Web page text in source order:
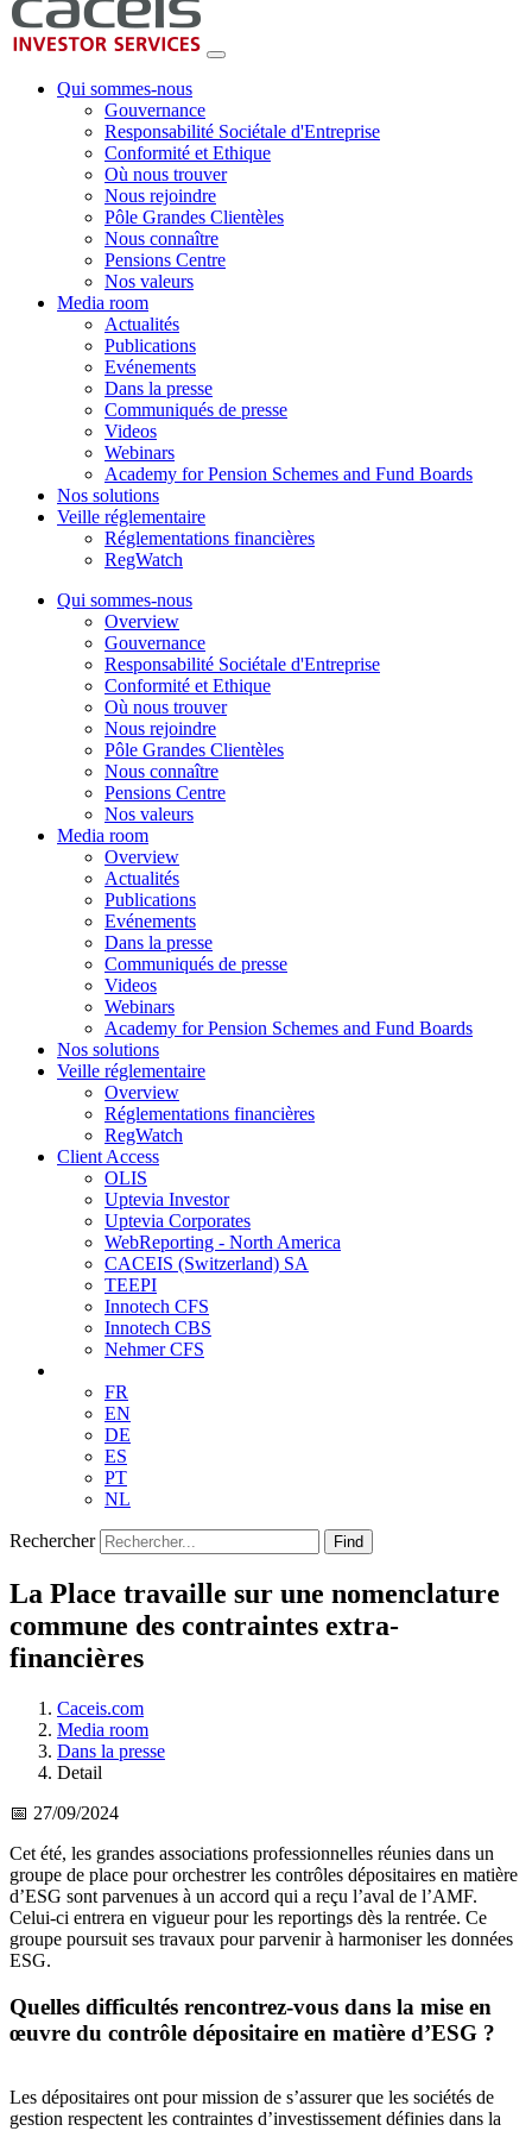
Qui sommes-nous
Gouvernance
Responsabilité Sociétale d'Entreprise
Conformité et Ethique
Où nous trouver
Nous rejoindre
Pôle Grandes Clientèles
Nous connaître
Pensions Centre
Nos valeurs
Media room
Actualités
Publications
Evénements
Dans la presse
Communiqués de presse
Videos
Webinars
Academy for Pension Schemes and Fund Boards
Nos solutions
Veille réglementaire
Réglementations financières
RegWatch
Qui sommes-nous
Overview
Gouvernance
Responsabilité Sociétale d'Entreprise
Conformité et Ethique
Où nous trouver
Nous rejoindre
Pôle Grandes Clientèles
Nous connaître
Pensions Centre
Nos valeurs
Media room
Overview
Actualités
Publications
Evénements
Dans la presse
Communiqués de presse
Videos
Webinars
Academy for Pension Schemes and Fund Boards
Nos solutions
Veille réglementaire
Overview
Réglementations financières
RegWatch
Client Access
OLIS
Uptevia Investor
Uptevia Corporates
WebReporting - North America
CACEIS (Switzerland) SA
TEEPI
Innotech CFS
Innotech CBS
Nehmer CFS
FR
EN
DE
ES
PT
NL
Rechercher Find
La Place travaille sur une nomenclature
commune des contraintes extra-
financières
Caceis.com
Media room
Dans la presse
Detail
📅 27/09/2024
Cet été, les grandes associations professionnelles réunies dans un
groupe de place pour orchestrer les contrôles dépositaires en matière
d’ESG sont parvenues à un accord qui a reçu l’aval de l’AMF.
Celui-ci entrera en vigueur pour les reportings dès la rentrée. Ce
groupe poursuit ses travaux pour parvenir à harmoniser les données
ESG.
Quelles difficultés rencontrez-vous dans la mise en
œuvre du contrôle dépositaire en matière d’ESG ?
Les dépositaires ont pour mission de s’assurer que les sociétés de
gestion respectent les contraintes d’investissement définies dans la